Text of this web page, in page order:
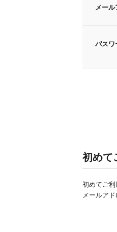
メール
パスワ
初めて
初めてご利
メールア